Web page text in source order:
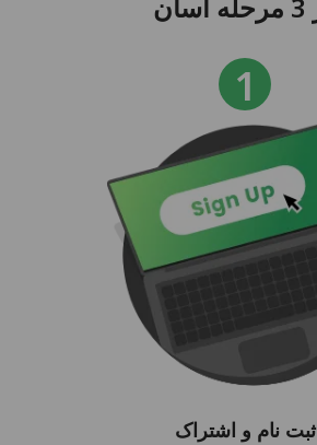
ثبت نام و اشتراک